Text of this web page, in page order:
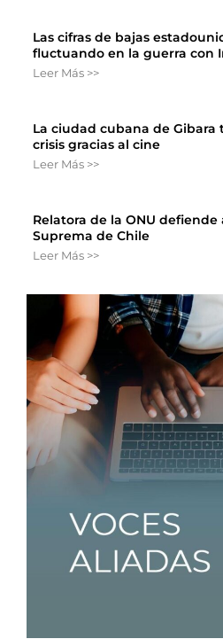
Las cifras de bajas
fluctuando en la guerra con
Leer Más >>
La ciudad cubana de Gibara
crisis gracias al cine
Leer Más >>
Relatora de la ONU
Suprema de Chile
Leer Más >>